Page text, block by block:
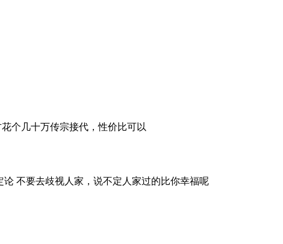
个几十万传宗接代，性价比可以
不要去歧视人家，说不定人家过的比你幸福呢